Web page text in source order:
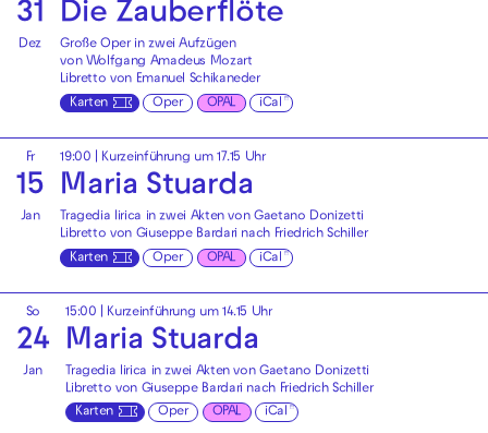
31
Dez
Die Zauberflöte
Große Oper in zwei Aufzügen
von Wolfgang Amadeus Mozart
Libretto von Emanuel Schikaneder
Karten
Oper OPAL iCal
Fr
15
Jan
19:00 | Kurzeinführung um 17.15 Uhr
Maria Stuarda
Tragedia lirica in zwei Akten von Gaetano Donizetti
Libretto von Giuseppe Bardari nach Friedrich Schiller
Karten
Oper OPAL iCal
So
24
Jan
15:00 | Kurzeinführung um 14.15 Uhr
Maria Stuarda
Tragedia lirica in zwei Akten von Gaetano Donizetti
Libretto von Giuseppe Bardari nach Friedrich Schiller
Karten
Oper OPAL iCal